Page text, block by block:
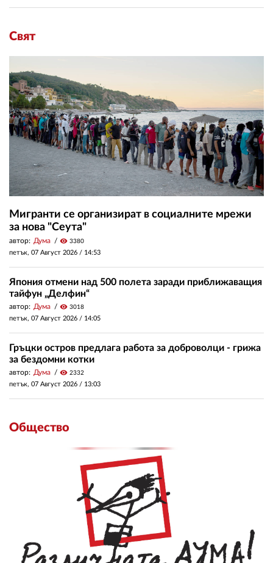
Свят
Мигранти се организират в социалните мрежи
за нова "Сеута"
автор: Дума visibility 3380
петък, 07 Август 2026 / 14:53
Япония отмени над 500 полета заради приближаващия
тайфун „Делфин“
автор: Дума visibility 3018
петък, 07 Август 2026 / 14:05
Гръцки остров предлага работа за доброволци - грижа
за бездомни котки
автор: Дума visibility 2332
петък, 07 Август 2026 / 13:03
Общество